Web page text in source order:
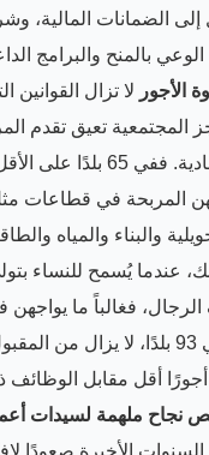
الضمانات المالية،
بالمنح والبرامج
الأجور لا تزال القوانين
المجتمعية تعيق تقدم
إمكاناتها الاقتصادية. ففي
المربحة في قطاعات
والبناء والمياه
عندما يُسمح للنساء
فغالباً ما
في الأجور. وفي 93 بلدًا، لا يزال من
أقل مقابل الوظائف
نجاح ملهمة لسيدات
الأخيرة صعودًا